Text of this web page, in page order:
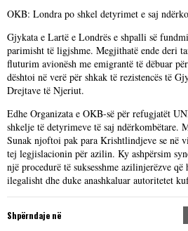
OKB: Londra po shkel detyrimet e saj
Gjykata e Lartë e Londrës e shpalli së
parimisht të ligjshme. Megjithatë ende deri
fluturim avionësh me emigrantë të dëbuar
dështoi në verë për shkak të rezistencës të
Drejtave të Njeriut.
Edhe Organizata e OKB-së për refugjatët
shkelje të detyrimeve të saj ndërkombëtare.
Sunak njoftoi pak para Krishtlindjeve se në
tej legjislacionin për azilin. Ky ashpërsim
një procedurë të suksesshme azilinjerëzve
ilegalisht dhe duke anashkaluar autoritetet
Shpërndaje në